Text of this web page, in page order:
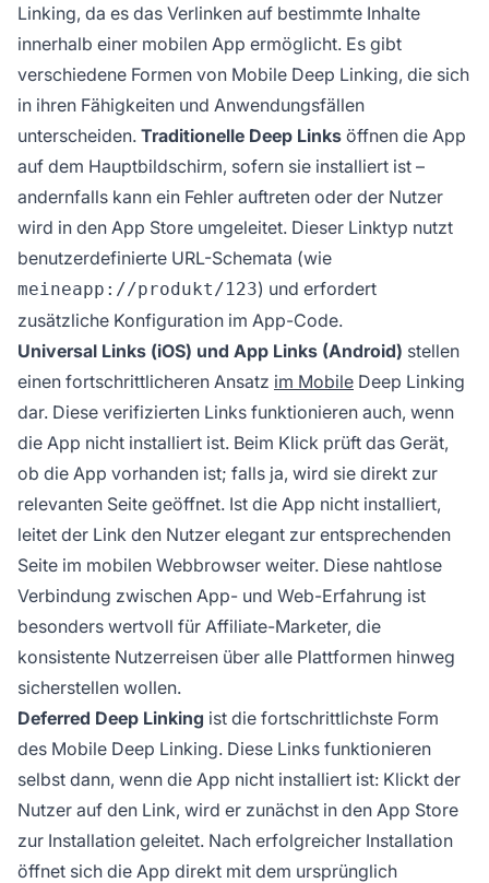
Linking, da es das Verlinken auf bestimmte Inhalte
innerhalb einer mobilen App ermöglicht. Es gibt
verschiedene Formen von Mobile Deep Linking, die sich
in ihren Fähigkeiten und Anwendungsfällen
unterscheiden. Traditionelle Deep Links öffnen die App
auf dem Hauptbildschirm, sofern sie installiert ist –
andernfalls kann ein Fehler auftreten oder der Nutzer
wird in den App Store umgeleitet. Dieser Linktyp nutzt
benutzerdefinierte URL-Schemata (wie
meineapp://produkt/123) und erfordert
zusätzliche Konfiguration im App-Code.
Universal Links (iOS) und App Links (Android) stellen
einen fortschrittlicheren Ansatz im Mobile Deep Linking
dar. Diese verifizierten Links funktionieren auch, wenn
die App nicht installiert ist. Beim Klick prüft das Gerät,
ob die App vorhanden ist; falls ja, wird sie direkt zur
relevanten Seite geöffnet. Ist die App nicht installiert,
leitet der Link den Nutzer elegant zur entsprechenden
Seite im mobilen Webbrowser weiter. Diese nahtlose
Verbindung zwischen App- und Web-Erfahrung ist
besonders wertvoll für Affiliate-Marketer, die
konsistente Nutzerreisen über alle Plattformen hinweg
sicherstellen wollen.
Deferred Deep Linking ist die fortschrittlichste Form
des Mobile Deep Linking. Diese Links funktionieren
selbst dann, wenn die App nicht installiert ist: Klickt der
Nutzer auf den Link, wird er zunächst in den App Store
zur Installation geleitet. Nach erfolgreicher Installation
öffnet sich die App direkt mit dem ursprünglich